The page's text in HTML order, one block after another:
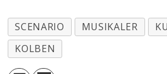
SCENARIO MUSIKALER
KOLBEN